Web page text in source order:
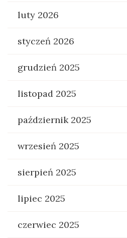
luty 2026
styczeń 2026
grudzień 2025
listopad 2025
październik 2025
wrzesień 2025
sierpień 2025
lipiec 2025
czerwiec 2025